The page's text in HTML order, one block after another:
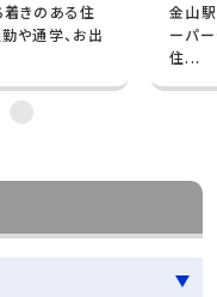
きのある住
や通学、お出
金山
ーパ
住...